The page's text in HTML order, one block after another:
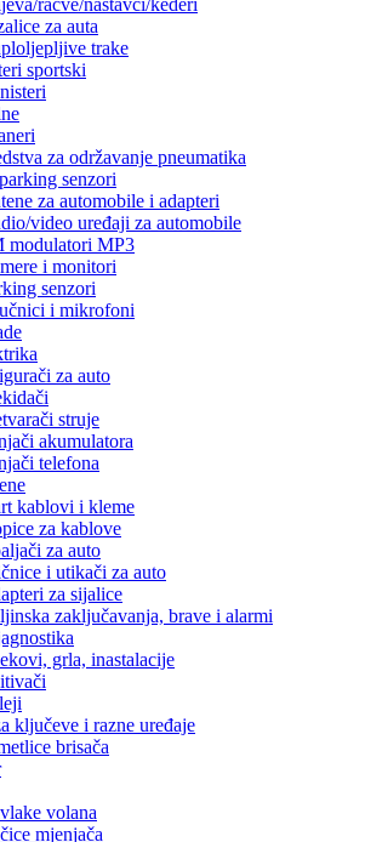
račve/nastavci/kederi
za auta
trake
sportski
za održavanje pneumatika
senzori
za automobile i adapteri
video uređaji za automobile
modulatori MP3
i monitori
senzori
i mikrofoni
za auto
struje
akumulatora
telefona
kablovi i kleme
za kablove
za auto
i utikači za auto
za sijalice
zaključavanja, brave i alarmi
grla, inastalacije
ključeve i razne uređaje
brisača
volana
mjenjača